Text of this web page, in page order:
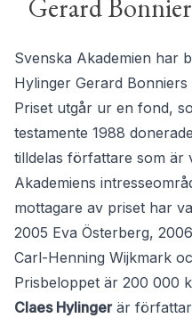
Gerard
Svenska Akademien har
Hylinger Gerard
Priset utgår ur en fond,
testamente 1988
tilldelas författare som är
Akademiens
mottagare av priset har
2005 Eva Österberg,
Carl-Henning Wijkmark
Prisbeloppet är 200 000
Claes Hylingerär